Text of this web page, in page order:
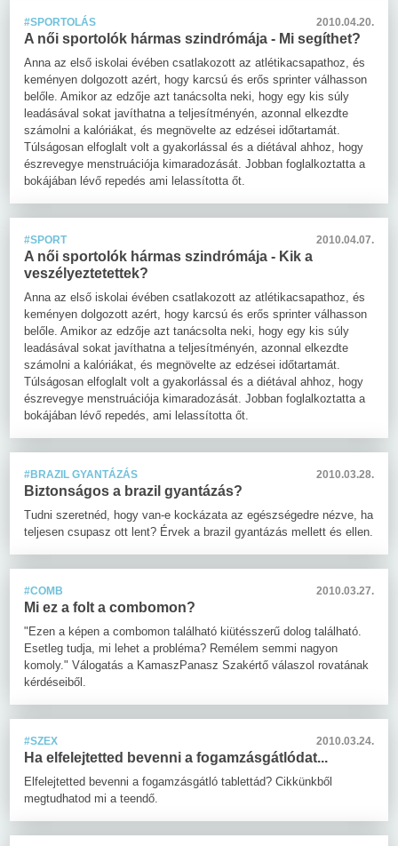
#SPORTOLÁS 2010.04.20.
A női sportolók hármas szindrómája - Mi segíthet?
Anna az első iskolai évében csatlakozott az atlétikacsapathoz, és
keményen dolgozott azért, hogy karcsú és erős sprinter válhasson
belőle. Amikor az edzője azt tanácsolta neki, hogy egy kis súly
leadásával sokat javíthatna a teljesítményén, azonnal elkezdte
számolni a kalóriákat, és megnövelte az edzései időtartamát.
Túlságosan elfoglalt volt a gyakorlással és a diétával ahhoz, hogy
észrevegye menstruációja kimaradozását. Jobban foglalkoztatta a
bokájában lévő repedés ami lelassította őt.
#SPORT 2010.04.07.
A női sportolók hármas szindrómája - Kik a
veszélyeztetettek?
Anna az első iskolai évében csatlakozott az atlétikacsapathoz, és
keményen dolgozott azért, hogy karcsú és erős sprinter válhasson
belőle. Amikor az edzője azt tanácsolta neki, hogy egy kis súly
leadásával sokat javíthatna a teljesítményén, azonnal elkezdte
számolni a kalóriákat, és megnövelte az edzései időtartamát.
Túlságosan elfoglalt volt a gyakorlással és a diétával ahhoz, hogy
észrevegye menstruációja kimaradozását. Jobban foglalkoztatta a
bokájában lévő repedés, ami lelassította őt.
#BRAZIL GYANTÁZÁS 2010.03.28.
Biztonságos a brazil gyantázás?
Tudni szeretnéd, hogy van-e kockázata az egészségedre nézve, ha
teljesen csupasz ott lent? Érvek a brazil gyantázás mellett és ellen.
#COMB 2010.03.27.
Mi ez a folt a combomon?
"Ezen a képen a combomon található kiütésszerű dolog található.
Esetleg tudja, mi lehet a probléma? Remélem semmi nagyon
komoly." Válogatás a KamaszPanasz Szakértő válaszol rovatának
kérdéseiből.
#SZEX 2010.03.24.
Ha elfelejtetted bevenni a fogamzásgátlódat...
Elfelejtetted bevenni a fogamzásgátló tablettád? Cikkünkből
megtudhatod mi a teendő.